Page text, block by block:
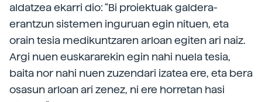
aldatzea ekarri dio: “Bi proiektuak galdera-
erantzun sistemen inguruan egin nituen, eta
orain tesia medikuntzaren arloan egiten ari naiz.
Argi nuen euskararekin egin nahi nuela tesia,
baita nor nahi nuen zuzendari izatea ere, eta bera
osasun arloan ari zenez, ni ere horretan hasi